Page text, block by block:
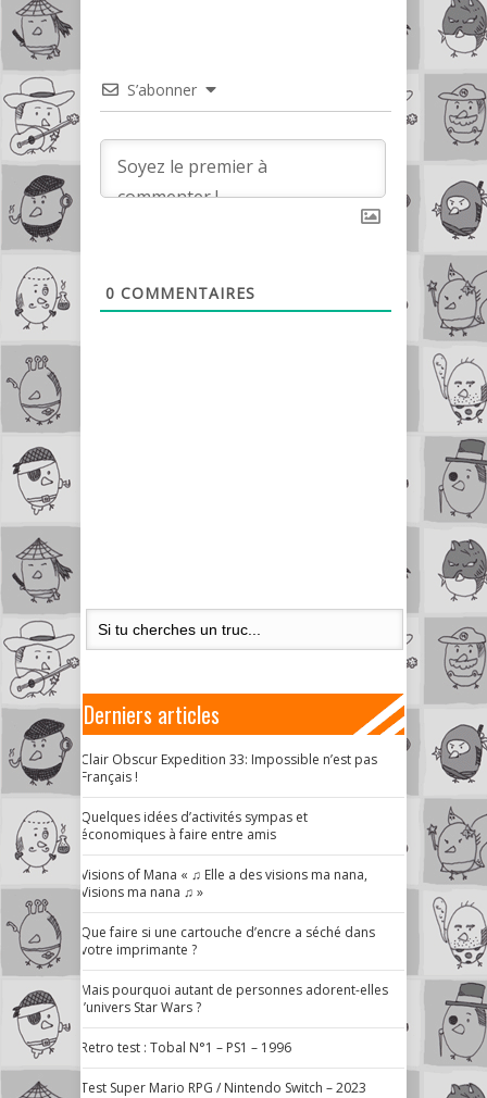
S’abonner
0 COMMENTAIRES
Derniers articles
Clair Obscur Expedition 33: Impossible n’est pas
Français !
Quelques idées d’activités sympas et
économiques à faire entre amis
Visions of Mana « ♫ Elle a des visions ma nana,
Visions ma nana ♫ »
Que faire si une cartouche d’encre a séché dans
votre imprimante ?
Mais pourquoi autant de personnes adorent-elles
l’univers Star Wars ?
Retro test : Tobal N°1 – PS1 – 1996
Test Super Mario RPG / Nintendo Switch – 2023